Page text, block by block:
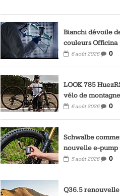
Bianchi dévoile
couleurs Officina
6 août 2026 0
LOOK 785
vélo de
6 août 2026 0
Schwalbe
nouvelle e-pump
5 août 2026 0
Q36.5